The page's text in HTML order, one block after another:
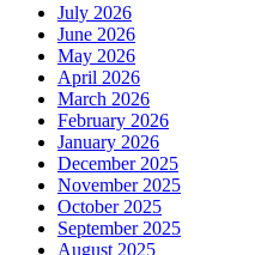
July 2026
June 2026
May 2026
April 2026
March 2026
February 2026
January 2026
December 2025
November 2025
October 2025
September 2025
August 2025